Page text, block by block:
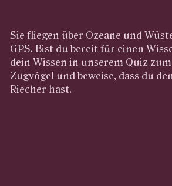
Sie fliegen über Ozeane und
GPS. Bist du bereit für einen
dein Wissen in unserem Quiz
Zugvögel und beweise, dass du
Riecher hast.